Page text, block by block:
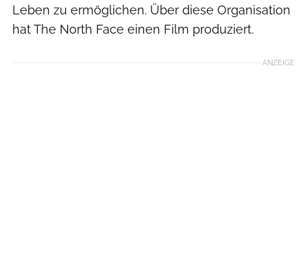
Leben zu ermöglichen. Über diese Organisation
hat The North Face einen Film produziert.
ANZEIGE